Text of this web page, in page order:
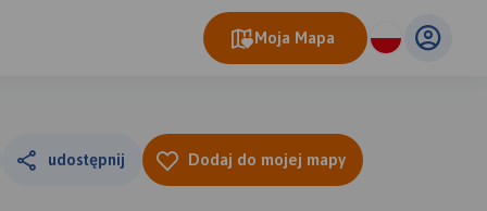
Moja Mapa
udostępnij Dodaj do mojej mapy